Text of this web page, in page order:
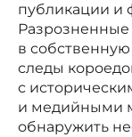
публикации и
в
следы
с
и медийными
обнаружить